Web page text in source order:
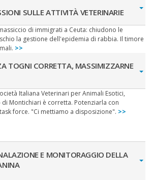
SULLE ATTIVITÀ VETERINARIE
di immigrati a Ceuta: chiudono le
la gestione dell'epidemia di rabbia. Il timore
>>
TOGNI CORRETTA, MASSIMIZZARNE
Italiana Veterinari per Animali Esotici,
Montichiari è corretta. Potenziarla con
force. "Ci mettiamo a disposizione". >>
E MONITORAGGIO DELLA